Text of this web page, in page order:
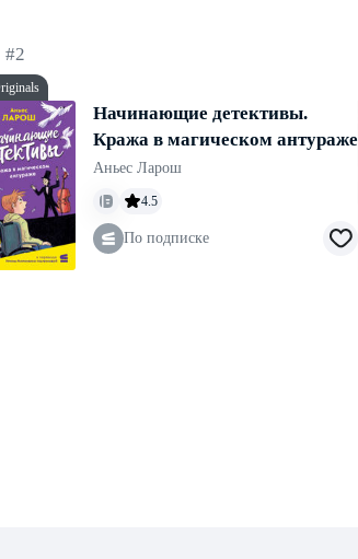
#2
Начинающие детективы.
Кража в магическом антураже
Аньес Ларош
4.5
По подписке